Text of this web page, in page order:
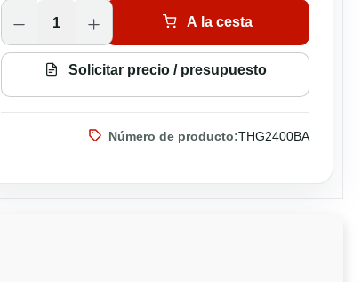
Cantidad del producto: introduce la
A la cesta
Solicitar precio / presupuesto
Número de producto:THG2400BA